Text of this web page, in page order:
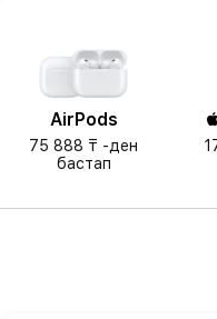
AirPods
75 888 ₸ -ден
бастап